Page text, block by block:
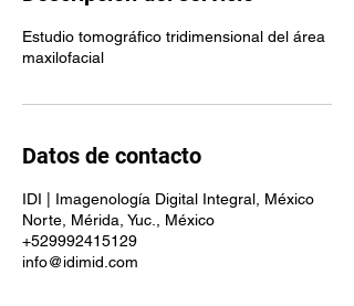
Estudio tomográfico tridimensional del área
maxilofacial
Datos de contacto
IDI | Imagenología Digital Integral, México
Norte, Mérida, Yuc., México
+529992415129
info@idimid.com